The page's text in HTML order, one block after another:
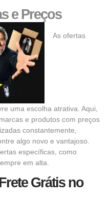
e Preços
As ofertas
uma escolha atrativa. Aqui,
marcas e produtos com preços
constantemente,
algo novo e vantajoso.
específicas, como
em alta.
Grátis no